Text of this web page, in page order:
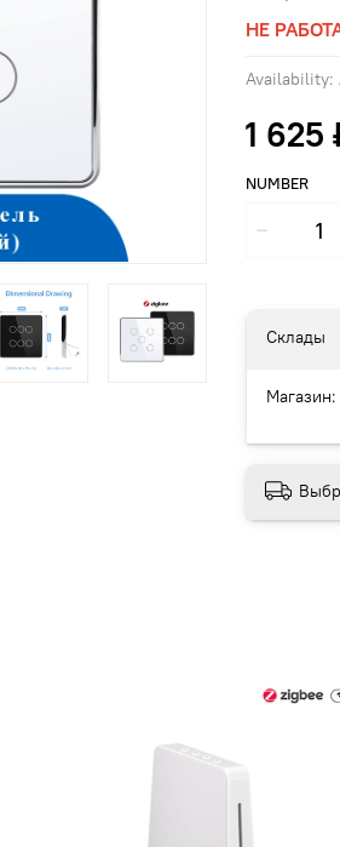
Availability:
1 625
NUMBER
НЕ
Склады
Магазин: